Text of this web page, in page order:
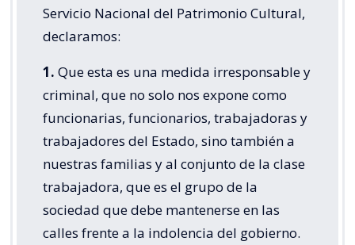
Servicio Nacional del Patrimonio Cultural,
declaramos:
1. Que esta es una medida irresponsable y
criminal, que no solo nos expone como
funcionarias, funcionarios, trabajadoras y
trabajadores del Estado, sino también a
nuestras familias y al conjunto de la clase
trabajadora, que es el grupo de la
sociedad que debe mantenerse en las
calles frente a la indolencia del gobierno.